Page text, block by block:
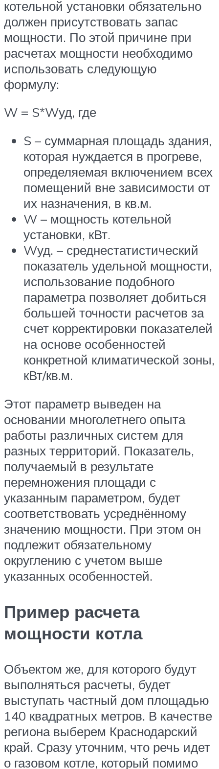
котельной установки обязательно
должен присутствовать запас
мощности. По этой причине при
расчетах мощности необходимо
использовать следующую
формулу:
W = S*Wуд, где
S – суммарная площадь здания,
которая нуждается в прогреве,
определяемая включением всех
помещений вне зависимости от
их назначения, в кв.м.
W – мощность котельной
установки, кВт.
Wуд. – среднестатистический
показатель удельной мощности,
использование подобного
параметра позволяет добиться
большей точности расчетов за
счет корректировки показателей
на основе особенностей
конкретной климатической зоны,
кВт/кв.м.
Этот параметр выведен на
основании многолетнего опыта
работы различных систем для
разных территорий. Показатель,
получаемый в результате
перемножения площади с
указанным параметром, будет
соответствовать усреднённому
значению мощности. При этом он
подлежит обязательному
округлению с учетом выше
указанных особенностей.
Пример расчета
мощности котла
Объектом же, для которого будут
выполняться расчеты, будет
выступать частный дом площадью
140 квадратных метров. В качестве
региона выберем Краснодарский
край. Сразу уточним, что речь идет
о газовом котле, который помимо